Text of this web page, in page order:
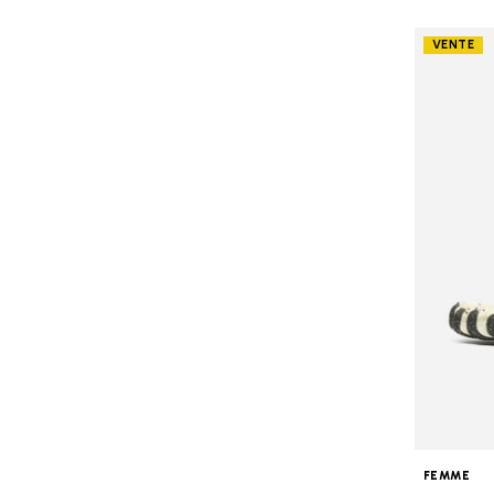
VENTE
FEMME